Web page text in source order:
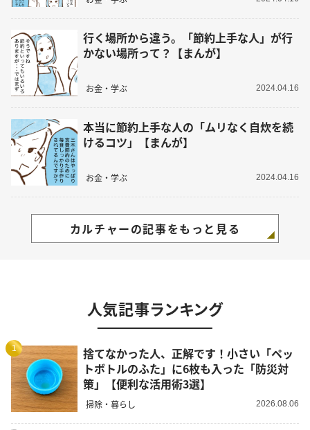
行く場所から違う。「節約上手な人」が行
かない場所って？【まんが】
お金・学ぶ 2024.04.16
本当に節約上手な人の「ムリなく自炊を続
けるコツ」【まんが】
お金・学ぶ 2024.04.16
カルチャーの記事をもっと見る
人気記事ランキング
1
捨てなかった人、正解です！小さい「ペッ
トボトルのふた」に6枚も入った「防災対
策」【便利な活用術3選】
掃除・暮らし 2026.08.06